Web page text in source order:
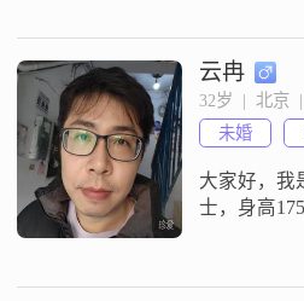
时工作较
遇到另一半
非主流。女
教子，我负
的你是一个
意，孝顺老
心累了！
到楼下，家
云冉
32岁  |  北京
未婚
大家好，我
士，身高
月收入在
##3002##
在工作和生